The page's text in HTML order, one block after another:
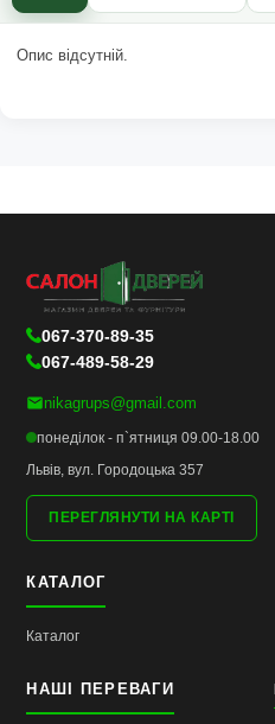
Опис відсутній.
067-370-89-35
067-489-58-29
nikagrups@gmail.com
понеділок - п`ятниця 09.00-18.00
Львів, вул. Городоцька 357
ПЕРЕГЛЯНУТИ НА КАРТІ
КАТАЛОГ
Каталог
НАШІ ПЕРЕВАГИ